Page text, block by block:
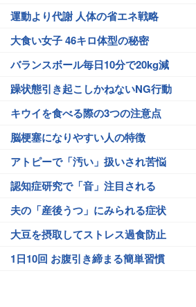
運動より代謝 人体の省エネ戦略
大食い女子 46キロ体型の秘密
バランスボール毎日10分で20kg減
躁状態引き起こしかねないNG行動
キウイを食べる際の3つの注意点
脳梗塞になりやすい人の特徴
アトピーで「汚い」扱いされ苦悩
認知症研究で「音」注目される
夫の「産後うつ」にみられる症状
大豆を摂取してストレス過食防止
1日10回 お腹引き締まる簡単習慣